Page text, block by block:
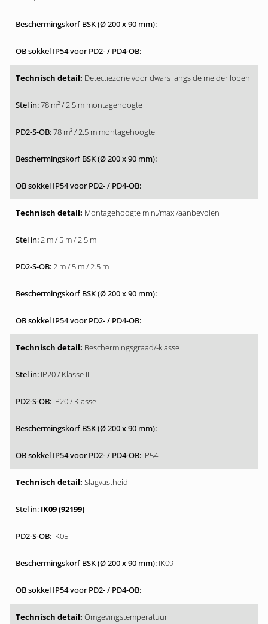
Detectiezone voor dwars langs de melder lopen
78 m² / 2.5 m montagehoogte
78 m² / 2.5 m montagehoogte
Montagehoogte min./max./aanbevolen
2 m / 5 m / 2.5 m
2 m / 5 m / 2.5 m
Beschermingsgraad/-klasse
IP20 / Klasse II
IP20 / Klasse II
IP54
Slagvastheid
IK09 (92199)
IK05
IK09
Omgevingstemperatuur